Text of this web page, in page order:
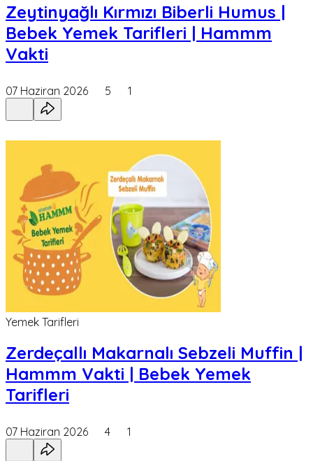
Zeytinyağlı Kırmızı Biberli Humus |
Bebek Yemek Tarifleri | Hammm
Vakti
07 Haziran 2026 5 1
Yemek Tarifleri
Zerdeçallı Makarnalı Sebzeli Muffin |
Hammm Vakti | Bebek Yemek
Tarifleri
07 Haziran 2026 4 1